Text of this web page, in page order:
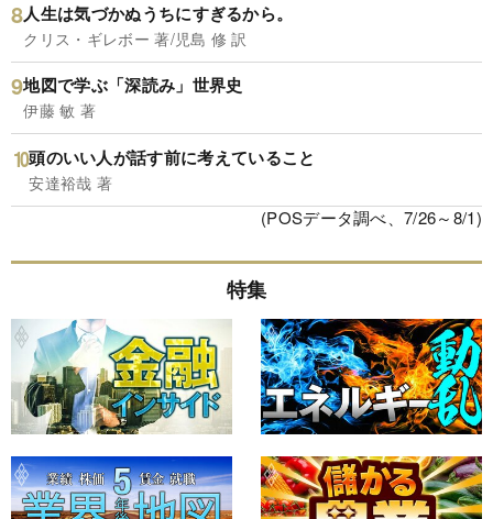
人生は気づかぬうちにすぎるから。
クリス・ギレボー 著/児島 修 訳
地図で学ぶ「深読み」世界史
伊藤 敏 著
頭のいい人が話す前に考えていること
安達裕哉 著
(POSデータ調べ、7/26～8/1)
特集